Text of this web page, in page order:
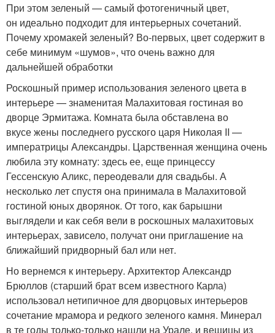
При этом зеленый — самый фотогеничный цвет,
он идеально подходит для интерьерных сочетаний.
Почему хромакей зеленый? Во-первых, цвет содержит в
себе минимум «шумов», что очень важно для
дальнейшей обработки
Роскошный пример использования зеленого цвета в
интерьере — знаменитая Малахитовая гостиная во
дворце Эрмитажа. Комната была обставлена во
вкусе жены последнего русского царя Николая II —
императрицы Александры. Царственная женщина очень
любила эту комнату: здесь ее, еще принцессу
Гессенскую Аликс, переодевали для свадьбы. А
несколько лет спустя она принимала в Малахитовой
гостиной юных дворянок. От того, как барышни
выглядели и как себя вели в роскошных малахитовых
интерьерах, зависело, получат они приглашение на
ближайший придворный бал или нет.
Но вернемся к интерьеру. Архитектор Александр
Брюллов (старший брат всем известного Карла)
использовал нетипичное для дворцовых интерьеров
сочетание мрамора и редкого зеленого камня. Минерал
в те годы только-только нашли на Урале, и вещицы из